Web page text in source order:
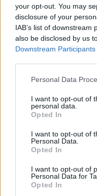
your opt-out. You may
disclosure of your
IAB’s list of
also be disclosed by us
Downstream Participants
Please note that this
not limited to your visit
grant or deny consent
use your data for below
consent section.
Personal Data
I want to opt-out of
personal data.
Opted In
I want to opt-out of
Personal Data.
Opted In
I want to opt-out of
Personal Data for
Opted In
"Célunk, hogy
sokszínűségére, a
fontosságára. Arra,
egy újabb idegen
népek, nyelvek és
különböző európai
adhatunk az Európai
egyike azoknak a
- mondta
Airport